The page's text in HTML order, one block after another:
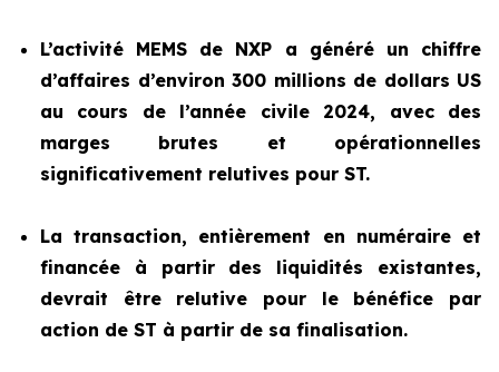
L’activité MEMS de NXP a généré un chiffre
d’affaires d’environ 300 millions de dollars US
au cours de l’année civile 2024, avec des
marges brutes et opérationnelles
significativement relutives pour ST.
La transaction, entièrement en numéraire et
financée à partir des liquidités existantes,
devrait être relutive pour le bénéfice par
action de ST à partir de sa finalisation.